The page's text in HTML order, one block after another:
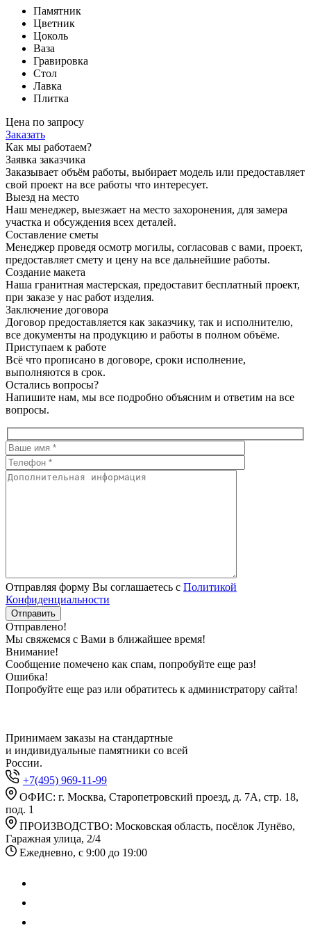
Памятник
Цветник
Цоколь
Ваза
Гравировка
Стол
Лавка
Плитка
Цена по запросу
Заказать
Как мы работаем?
Заявка заказчика
Заказывает объём работы, выбирает модель или предоставляет
свой проект на все работы что интересует.
Выезд на место
Наш менеджер, выезжает на место захоронения, для замера
участка и обсуждения всех деталей.
Составление сметы
Менеджер проведя осмотр могилы, согласовав с вами, проект,
предоставляет смету и цену на все дальнейшие работы.
Создание макета
Наша гранитная мастерская, предоставит бесплатный проект,
при заказе у нас работ изделия.
Заключение договора
Договор предоставляется как заказчику, так и исполнителю,
все документы на продукцию и работы в полном объёме.
Приступаем к работе
Всё что прописано в договоре, сроки исполнение,
выполняются в срок.
Остались вопросы?
Напишите нам, мы все подробно объясним и ответим на все
вопросы.
Отправляя форму Вы соглашаетесь с Политикой
Конфиденциальности
Отправлено!
Мы свяжемся с Вами в ближайшее время!
Внимание!
Сообщение помечено как спам, попробуйте еще раз!
Ошибка!
Попробуйте еще раз или обратитесь к администратору сайта!
Принимаем заказы на стандартные
и индивидуальные памятники со всей
России.
+7(495) 969-11-99
ОФИС: г. Москва, Старопетровский проезд, д. 7А, стр. 18,
под. 1
ПРОИЗВОДСТВО: Московская область, посёлок Лунёво,
Гаражная улица, 2/4
Ежедневно, с 9:00 до 19:00